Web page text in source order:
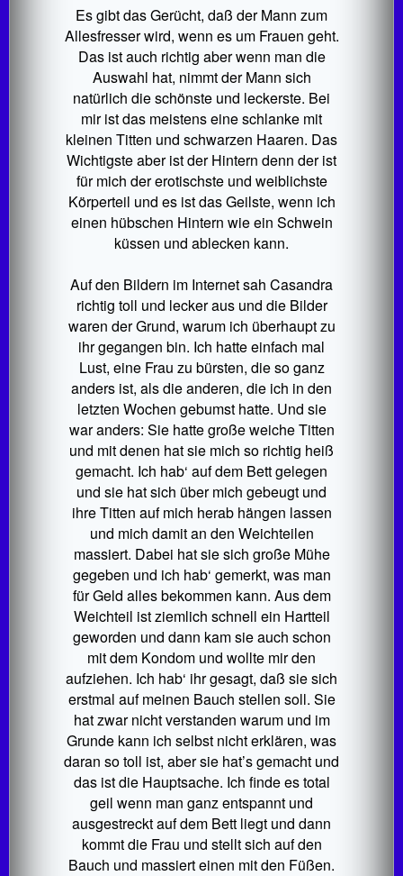
Es gibt das Gerücht, daß der Mann zum
Allesfresser wird, wenn es um Frauen geht.
Das ist auch richtig aber wenn man die
Auswahl hat, nimmt der Mann sich
natürlich die schönste und leckerste. Bei
mir ist das meistens eine schlanke mit
kleinen Titten und schwarzen Haaren. Das
Wichtigste aber ist der Hintern denn der ist
für mich der erotischste und weiblichste
Körperteil und es ist das Geilste, wenn ich
einen hübschen Hintern wie ein Schwein
küssen und ablecken kann.
Auf den Bildern im Internet sah Casandra
richtig toll und lecker aus und die Bilder
waren der Grund, warum ich überhaupt zu
ihr gegangen bin. Ich hatte einfach mal
Lust, eine Frau zu bürsten, die so ganz
anders ist, als die anderen, die ich in den
letzten Wochen gebumst hatte. Und sie
war anders: Sie hatte große weiche Titten
und mit denen hat sie mich so richtig heiß
gemacht. Ich hab‘ auf dem Bett gelegen
und sie hat sich über mich gebeugt und
ihre Titten auf mich herab hängen lassen
und mich damit an den Weichteilen
massiert. Dabei hat sie sich große Mühe
gegeben und ich hab‘ gemerkt, was man
für Geld alles bekommen kann. Aus dem
Weichteil ist ziemlich schnell ein Hartteil
geworden und dann kam sie auch schon
mit dem Kondom und wollte mir den
aufziehen. Ich hab‘ ihr gesagt, daß sie sich
erstmal auf meinen Bauch stellen soll. Sie
hat zwar nicht verstanden warum und im
Grunde kann ich selbst nicht erklären, was
daran so toll ist, aber sie hat’s gemacht und
das ist die Hauptsache. Ich finde es total
geil wenn man ganz entspannt und
ausgestreckt auf dem Bett liegt und dann
kommt die Frau und stellt sich auf den
Bauch und massiert einen mit den Füßen.